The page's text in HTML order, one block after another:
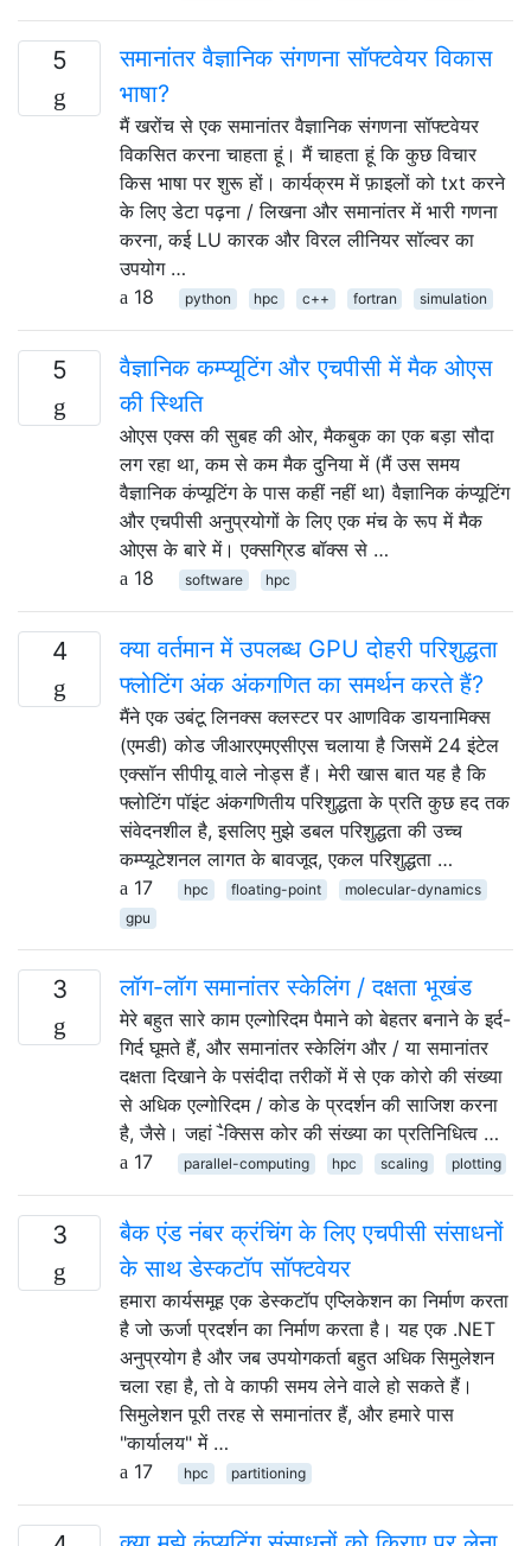
5
समानांतर वैज्ञानिक संगणना सॉफ्टवेयर विकास
भाषा?
मैं खरोंच से एक समानांतर वैज्ञानिक संगणना सॉफ्टवेयर
विकसित करना चाहता हूं। मैं चाहता हूं कि कुछ विचार
किस भाषा पर शुरू हों। कार्यक्रम में फ़ाइलों को txt करने
के लिए डेटा पढ़ना / लिखना और समानांतर में भारी गणना
करना, कई LU कारक और विरल लीनियर सॉल्वर का
उपयोग …
18
python hpc c++ fortran simulation
5
वैज्ञानिक कम्प्यूटिंग और एचपीसी में मैक ओएस
की स्थिति
ओएस एक्स की सुबह की ओर, मैकबुक का एक बड़ा सौदा
लग रहा था, कम से कम मैक दुनिया में (मैं उस समय
वैज्ञानिक कंप्यूटिंग के पास कहीं नहीं था) वैज्ञानिक कंप्यूटिंग
और एचपीसी अनुप्रयोगों के लिए एक मंच के रूप में मैक
ओएस के बारे में। एक्सग्रिड बॉक्स से …
18
software hpc
4
क्या वर्तमान में उपलब्ध GPU दोहरी परिशुद्धता
फ्लोटिंग अंक अंकगणित का समर्थन करते हैं?
मैंने एक उबंटू लिनक्स क्लस्टर पर आणविक डायनामिक्स
(एमडी) कोड जीआरएमएसीएस चलाया है जिसमें 24 इंटेल
एक्सॉन सीपीयू वाले नोड्स हैं। मेरी खास बात यह है कि
फ्लोटिंग पॉइंट अंकगणितीय परिशुद्धता के प्रति कुछ हद तक
संवेदनशील है, इसलिए मुझे डबल परिशुद्धता की उच्च
कम्प्यूटेशनल लागत के बावजूद, एकल परिशुद्धता …
17
hpc floating-point
molecular-dynamics
gpu
3 लॉग-लॉग समानांतर स्केलिंग / दक्षता भूखंड
मेरे बहुत सारे काम एल्गोरिदम पैमाने को बेहतर बनाने के इर्द-
गिर्द घूमते हैं, और समानांतर स्केलिंग और / या समानांतर
दक्षता दिखाने के पसंदीदा तरीकों में से एक कोरो की संख्या
से अधिक एल्गोरिदम / कोड के प्रदर्शन की साजिश करना
है, जैसे। जहां -ैक्सिस कोर की संख्या का प्रतिनिधित्व …
17
parallel-computing hpc scaling plotting
3
बैक एंड नंबर क्रंचिंग के लिए एचपीसी संसाधनों
के साथ डेस्कटॉप सॉफ्टवेयर
हमारा कार्यसमूह एक डेस्कटॉप एप्लिकेशन का निर्माण करता
है जो ऊर्जा प्रदर्शन का निर्माण करता है। यह एक .NET
अनुप्रयोग है और जब उपयोगकर्ता बहुत अधिक सिमुलेशन
चला रहा है, तो वे काफी समय लेने वाले हो सकते हैं।
सिमुलेशन पूरी तरह से समानांतर हैं, और हमारे पास
"कार्यालय" में …
17
hpc partitioning